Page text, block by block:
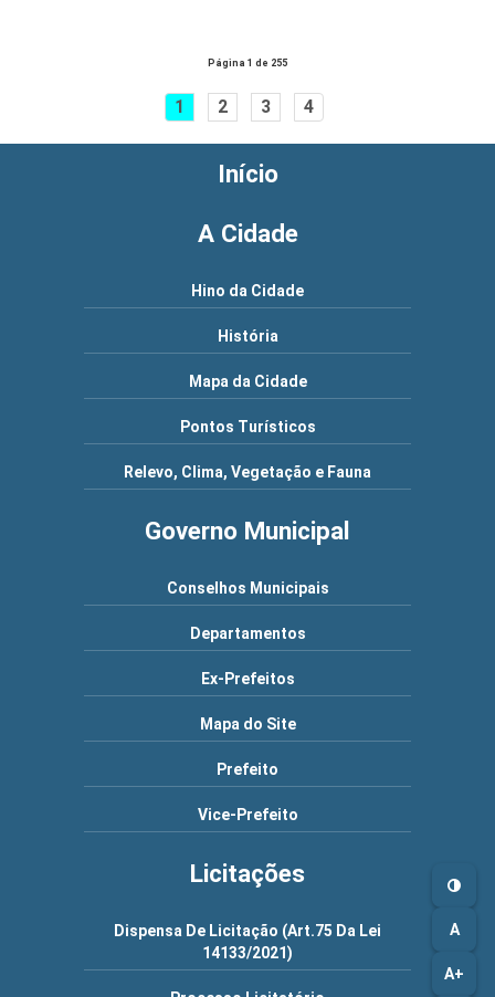
A
A+
Página 1 de 255
1 2 3 4
Início
A Cidade
Hino da Cidade
História
Mapa da Cidade
Pontos Turísticos
Relevo, Clima, Vegetação e Fauna
Governo Municipal
Conselhos Municipais
Departamentos
Ex-Prefeitos
Mapa do Site
Prefeito
Vice-Prefeito
Licitações
Dispensa De Licitação (Art.75 Da Lei
14133/2021)